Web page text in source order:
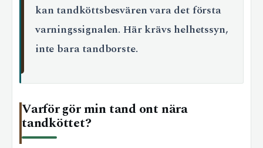
kan tandköttsbesvären vara det första
varningssignalen. Här krävs helhetssyn,
inte bara tandborste.
Varför gör min tand ont nära
tandköttet?